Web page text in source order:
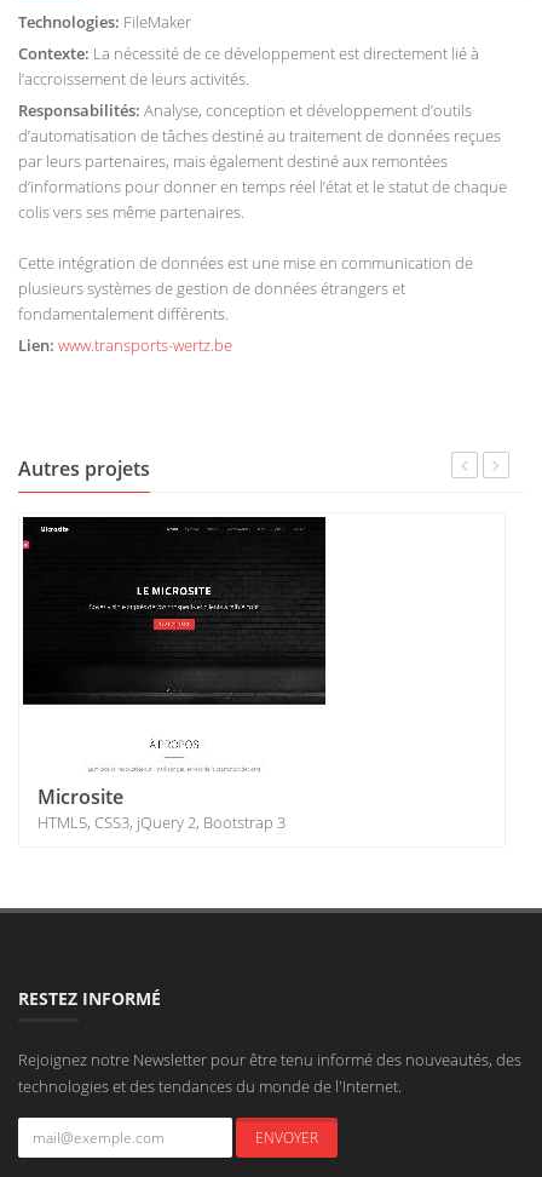
Technologies: FileMaker
Contexte: La nécessité de ce développement est directement lié à
l’accroissement de leurs activités.
Responsabilités: Analyse, conception et développement d’outils
d’automatisation de tâches destiné au traitement de données reçues
par leurs partenaires, mais également destiné aux remontées
d’informations pour donner en temps réel l’état et le statut de chaque
colis vers ses même partenaires.
Cette intégration de données est une mise en communication de
plusieurs systèmes de gestion de données étrangers et
fondamentalement différents.
Lien: www.transports-wertz.be
Autres projets
Microsite
HTML5, CSS3, jQuery 2, Bootstrap 3
RESTEZ INFORMÉ
Rejoignez notre Newsletter pour être tenu informé des nouveautés, des
technologies et des tendances du monde de l'Internet.